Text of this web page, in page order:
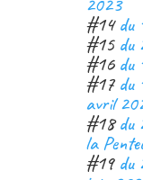
#14du
#15 du
#16 du
#17du
avril
#18du
la
#19 du